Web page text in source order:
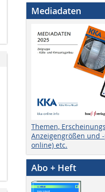
Mediadaten
Themen,
Anzeigengrößen und
online) etc.
Abo + Heft